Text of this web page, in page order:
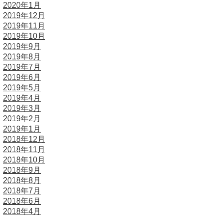
2020年1月
2019年12月
2019年11月
2019年10月
2019年9月
2019年8月
2019年7月
2019年6月
2019年5月
2019年4月
2019年3月
2019年2月
2019年1月
2018年12月
2018年11月
2018年10月
2018年9月
2018年8月
2018年7月
2018年6月
2018年4月